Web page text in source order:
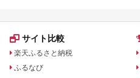
サイト比較
楽天ふるさと納税
ふるなび